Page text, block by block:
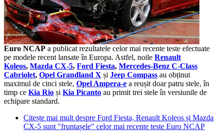
Euro NCAP a publicat rezultatele celor mai recente teste efectuate
pe modele recent lansate în Europa. Astfel, noile Renault
Koleos, Mazda CX-5, Ford Fiesta, Mercedes-Benz C-Class
Cabriolet, Opel Grandland X și Jeep Compass au obținut
maximul de cinci stele, Opel Ampera-e a reușit doar patru stele, în
timp ce Kia Rio și Kia Picanto au primit trei stele în versiunile de
echipare standard.
Citește mai mult despre Ford Fiesta, Renault Koleos și Mazda
CX-5 sunt "fruntașele" celor mai recente teste Euro NCAP